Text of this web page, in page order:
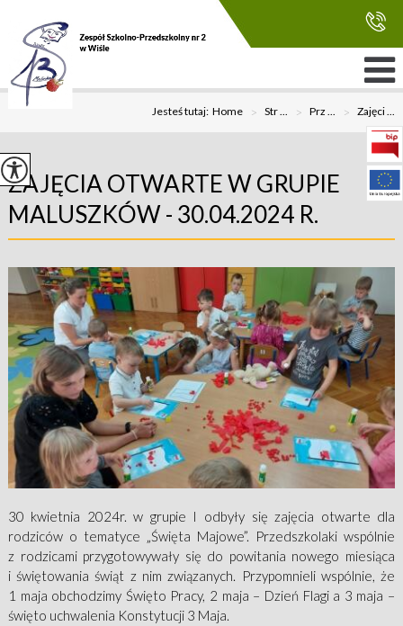
Jesteś tutaj:Home > Str ... > Prz ... > Zajęci ...
ZAJĘCIA OTWARTE W GRUPIE
MALUSZKÓW - 30.04.2024 R.
30 kwietnia 2024r. w grupie I odbyły się zajęcia otwarte dla
rodziców o tematyce „Święta Majowe”. Przedszkolaki wspólnie
z rodzicami przygotowywały się do powitania nowego miesiąca
i świętowania świąt z nim związanych. Przypomnieli wspólnie, że
1 maja obchodzimy Święto Pracy, 2 maja – Dzień Flagi a 3 maja –
święto uchwalenia Konstytucji 3 Maja.